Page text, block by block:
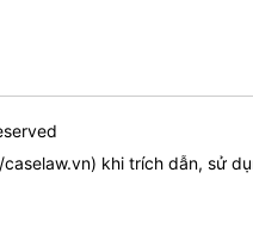
) khi trích dẫn, sử